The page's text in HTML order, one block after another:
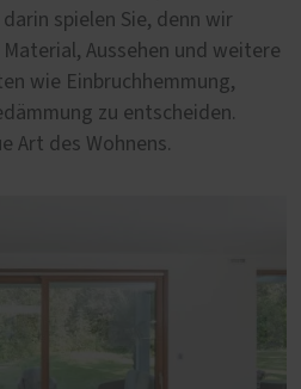
spielen Sie, denn wir
Aussehen und weitere
wie Einbruchhemmung,
zu entscheiden.
Art des Wohnens.